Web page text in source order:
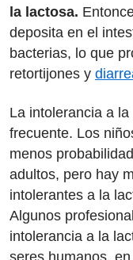
la lactosa.
deposita en el
bacterias, lo que
retortijones y
La intolerancia a
frecuente. Los
menos
adultos, pero hay
intolerantes a la
Algunos
intolerancia a la
seres humanos,